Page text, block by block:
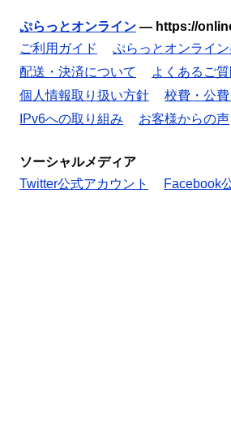
ぷらっとオンライン — https://
ご利用ガイド
ぷらっとオンライ
配送・決済について
よくあるご質
個人情報取り扱い方針
校費・公
IPv6への取り組み
お客様からの声
ソーシャルメディア
Twitter公式アカウント
Facebook